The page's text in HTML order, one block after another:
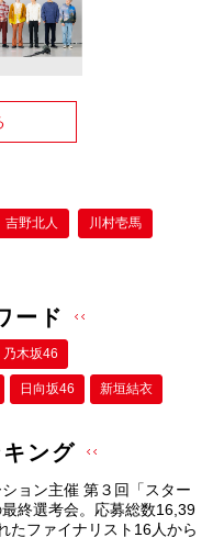
吉野北人 川村壱馬
ード
乃木坂46
日向坂46 新垣結衣
ング
ョン主催 第３回「スター
終選考会。応募総数16,39
たファイナリスト16人から